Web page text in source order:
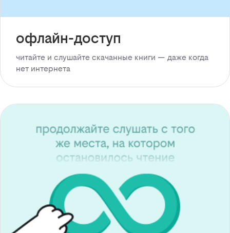
офлайн-доступ
читайте и слушайте скачанные книги — даже когда
нет интернета